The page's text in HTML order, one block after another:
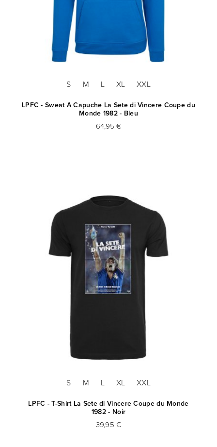
S M L XL XXL
LPFC - Sweat A Capuche La Sete di Vincere Coupe du
Monde 1982 - Bleu
64,95 €
S M L XL XXL
LPFC - T-Shirt La Sete di Vincere Coupe du Monde
1982 - Noir
39,95 €